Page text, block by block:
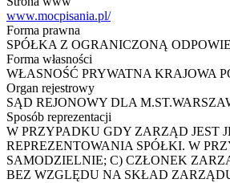
www.mocpisania.pl/
Forma prawna
SPÓŁKA Z OGRANICZONĄ
Forma własności
WŁASNOŚĆ PRYWATNA KRAJOWA
Organ rejestrowy
SĄD REJONOWY DLA
Sposób reprezentacji
W PRZYPADKU GDY ZARZĄD JEST
REPREZENTOWANIA SPÓŁKI. W
SAMODZIELNIE; C) CZŁONEK
BEZ WZGLĘDU NA SKŁAD